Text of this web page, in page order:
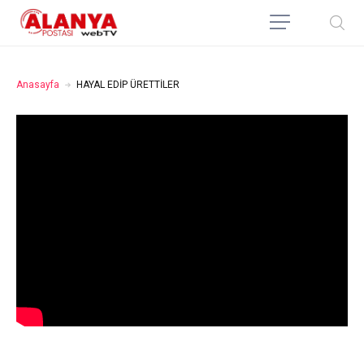
Anasayfa HAYAL EDİP ÜRETTİLER